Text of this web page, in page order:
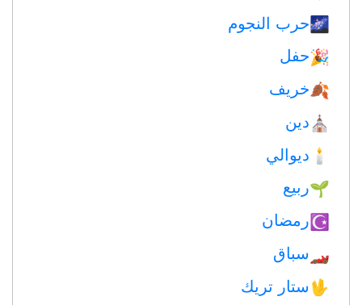
🌌حرب النجوم
🎉حفل
🍂خريف
⛪️ دين
🕯 ديوالي
🌱ربيع
☪️رمضان
🏎 سباق
🖖ستار تريك